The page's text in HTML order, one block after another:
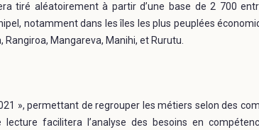
tiré aléatoirement à partir d’une base de 2 700
notamment dans les îles les plus peuplées
Rangiroa, Mangareva, Manihi, et Rurutu.
», permettant de regrouper les métiers selon des
facilitera l’analyse des besoins en